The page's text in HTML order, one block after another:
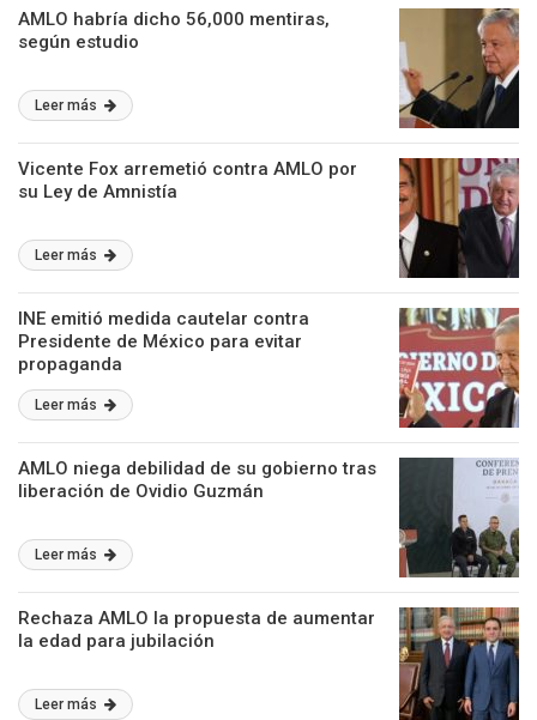
AMLO habría dicho 56,000 mentiras,
según estudio
Leer más
Vicente Fox arremetió contra AMLO por
su Ley de Amnistía
Leer más
INE emitió medida cautelar contra
Presidente de México para evitar
propaganda
Leer más
AMLO niega debilidad de su gobierno tras
liberación de Ovidio Guzmán
Leer más
Rechaza AMLO la propuesta de aumentar
la edad para jubilación
Leer más